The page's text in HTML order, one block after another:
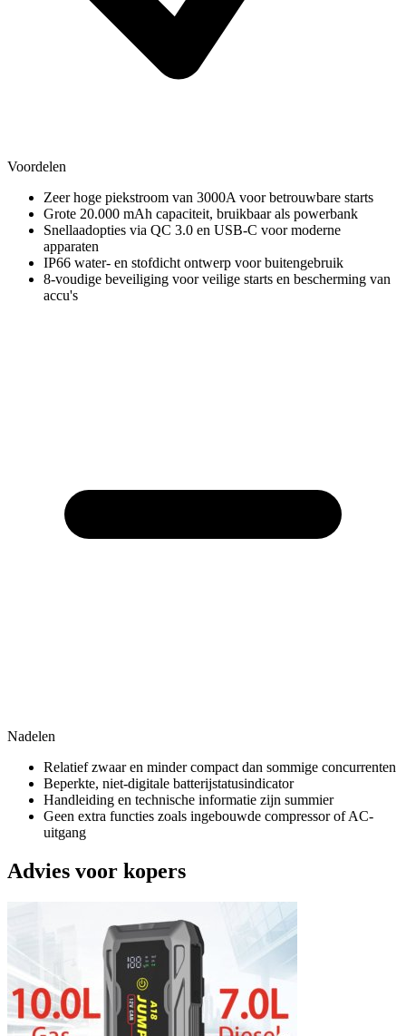
Voordelen
Zeer hoge piekstroom van 3000A voor betrouwbare starts
Grote 20.000 mAh capaciteit, bruikbaar als powerbank
Snellaadopties via QC 3.0 en USB-C voor moderne
apparaten
IP66 water- en stofdicht ontwerp voor buitengebruik
8-voudige beveiliging voor veilige starts en bescherming van
accu's
Nadelen
Relatief zwaar en minder compact dan sommige concurrenten
Beperkte, niet-digitale batterijstatusindicator
Handleiding en technische informatie zijn summier
Geen extra functies zoals ingebouwde compressor of AC-
uitgang
Advies voor kopers